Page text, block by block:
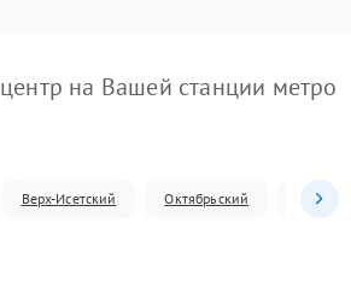
на Вашей станции метро
Верх-Исетский Октябрьский